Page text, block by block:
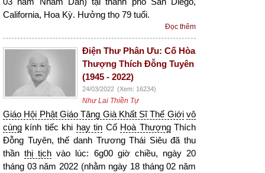
California, Hoa Kỳ. Hưởng thọ 79 tuổi.
Đọc thêm
Điện Thư Phân Ưu: Cố Hòa
Thượng Thích Đỗng Tuyên
(1945 - 2022)
24/03/2022 (Xem: 16234)
Như Lai Thiền Tự
Giáo Hội Phật Giáo Tăng Già Khất Sĩ Thế Giới vô
cùng kính tiếc khi hay tin Cố Hoà ThượngThích
Đỗng Tuyên, thế danh Trương Thái Siêu đã thu
thầnthị tịch vào lúc: 6g00 giờ chiều, ngày 20
tháng 03 năm 2022 (nhằm ngày 18 tháng 02 năm